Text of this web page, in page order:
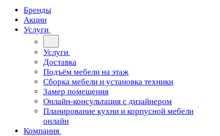
Бренды
Акции
Услуги
Услуги
Доставка
Подъём мебели на этаж
Сборка мебели и установка техники
Замер помещения
Онлайн-консультация с дизайнером
Планирование кухни и корпусной мебели
онлайн
Компания